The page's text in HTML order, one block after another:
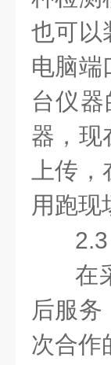
也可以
电脑端
台仪
器，现
上传
用跑现
在
后服
次合作